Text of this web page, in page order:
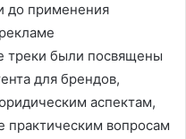
до применения
треки были посвящены
для брендов,
аспектам,
практическим вопросам